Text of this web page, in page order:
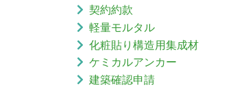
契約約款
軽量モルタル
化粧貼り構造用集成材
ケミカルアンカー
建築確認申請